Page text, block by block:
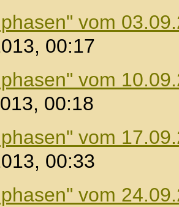
vom
00:17
vom
00:18
vom
00:33
vom